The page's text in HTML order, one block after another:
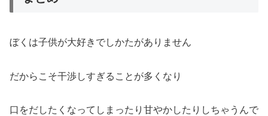
ぼくは子供が大好きでしかたがありません
だからこそ干渉しすぎることが多くなり
口をだしたくなってしまったり甘やかしたりしちゃうんで